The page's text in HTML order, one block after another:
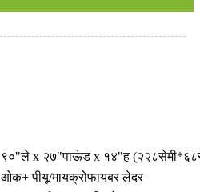
९०"ले x २७"पाऊंड x १४"ह
ओक+ पीयू/मायक्रोफायबर लेदर